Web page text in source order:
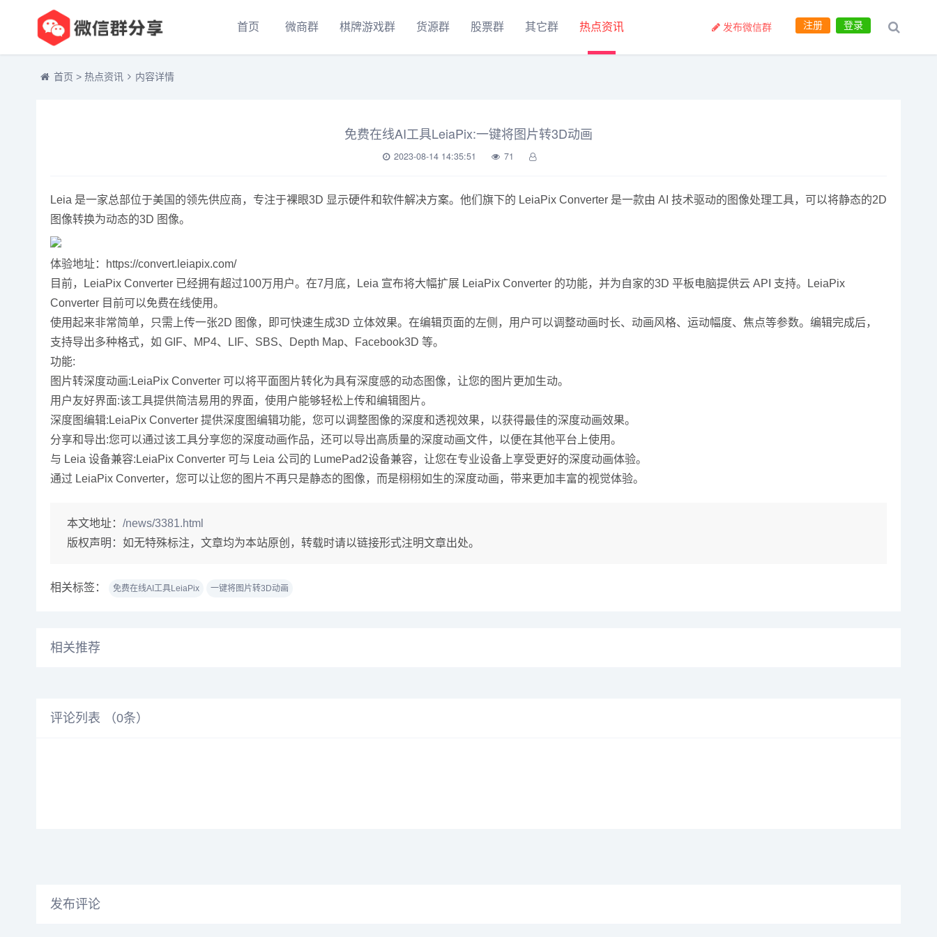
首页 微商群 棋牌游戏群 货源群 股票群 其它群 热点资讯 登录
注册
发布微信群
首页 > 热点资讯 内容详情
免费在线AI工具LeiaPix:一键将图片转3D动画
2023-08-14 14:35:51 71
Leia 是一家总部位于美国的领先供应商，专注于裸眼3D 显示硬件和软件解决方案。他们旗下的 LeiaPix Converter 是一款由 AI 技术驱动的图像处理工具，可以将静态的2D
图像转换为动态的3D 图像。
体验地址：https://convert.leiapix.com/
目前，LeiaPix Converter 已经拥有超过100万用户。在7月底，Leia 宣布将大幅扩展 LeiaPix Converter 的功能，并为自家的3D 平板电脑提供云 API 支持。LeiaPix
Converter 目前可以免费在线使用。
使用起来非常简单，只需上传一张2D 图像，即可快速生成3D 立体效果。在编辑页面的左侧，用户可以调整动画时长、动画风格、运动幅度、焦点等参数。编辑完成后，
支持导出多种格式，如 GIF、MP4、LIF、SBS、Depth Map、Facebook3D 等。
功能:
图片转深度动画:LeiaPix Converter 可以将平面图片转化为具有深度感的动态图像，让您的图片更加生动。
用户友好界面:该工具提供简洁易用的界面，使用户能够轻松上传和编辑图片。
深度图编辑:LeiaPix Converter 提供深度图编辑功能，您可以调整图像的深度和透视效果，以获得最佳的深度动画效果。
分享和导出:您可以通过该工具分享您的深度动画作品，还可以导出高质量的深度动画文件，以便在其他平台上使用。
与 Leia 设备兼容:LeiaPix Converter 可与 Leia 公司的 LumePad2设备兼容，让您在专业设备上享受更好的深度动画体验。
通过 LeiaPix Converter，您可以让您的图片不再只是静态的图像，而是栩栩如生的深度动画，带来更加丰富的视觉体验。
本文地址： /news/3381.html
版权声明： 如无特殊标注，文章均为本站原创，转载时请以链接形式注明文章出处。
相关标签： 免费在线AI工具LeiaPix 一键将图片转3D动画
相关推荐
评论列表 （0条）
发布评论